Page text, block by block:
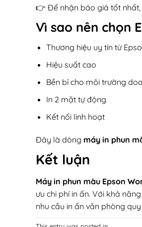
👉 Để nhận báo giá tốt nhất,
Vì sao nên chọn
Thương hiệu uy tín từ
Hiệu suất cao
Bền bỉ cho môi trường
In 2 mặt tự động
Kết nối linh hoạt
Đây là dòng máy in phun
Kết luận
Máy in phun màu Epson
ưu chi phí in ấn. Với khả
nhu cầu in ấn văn phòng